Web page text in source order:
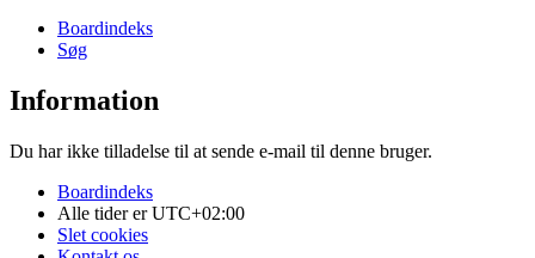
Boardindeks
Søg
Information
Du har ikke tilladelse til at sende e-mail til denne bruger.
Boardindeks
Alle tider erUTC+02:00
Slet cookies